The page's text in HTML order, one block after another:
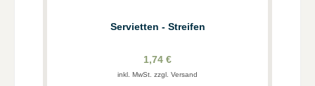
Servietten - Streifen
1,74 €
inkl. MwSt. zzgl. Versand